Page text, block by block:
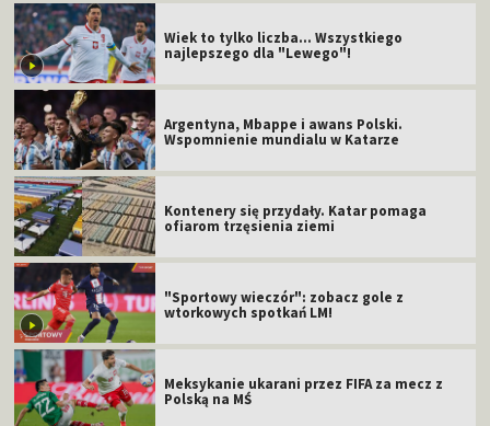
Wiek to tylko liczba... Wszystkiego
najlepszego dla "Lewego"!
Argentyna, Mbappe i awans Polski.
Wspomnienie mundialu w Katarze
Kontenery się przydały. Katar pomaga
ofiarom trzęsienia ziemi
"Sportowy wieczór": zobacz gole z
wtorkowych spotkań LM!
Meksykanie ukarani przez FIFA za mecz z
Polską na MŚ